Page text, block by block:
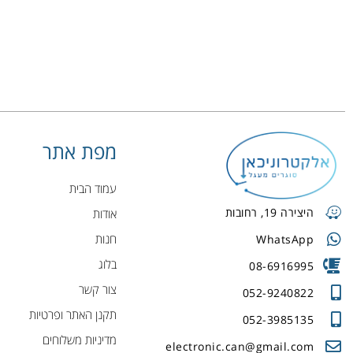
היצירה 19, רחובות
WhatsApp
08-6916995
052-9240822
052-3985135
electronic.can@gmail.com
מפת אתר
עמוד הבית
אודות
חנות
בלוג
צור קשר
תקנן האתר ופרטיות
מדיניות משלוחים